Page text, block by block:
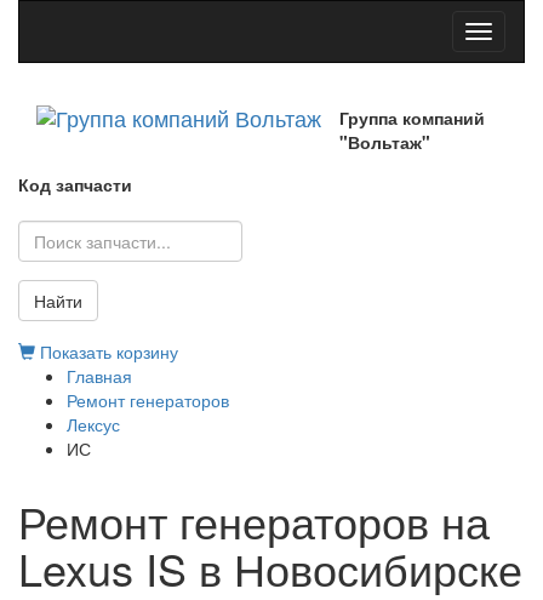
Toggle
Группа компаний
"Вольтаж"
Код запчасти
Найти
Показать корзину
Главная
Ремонт генераторов
Лексус
ИС
Ремонт генераторов на
Lexus IS в Новосибирске